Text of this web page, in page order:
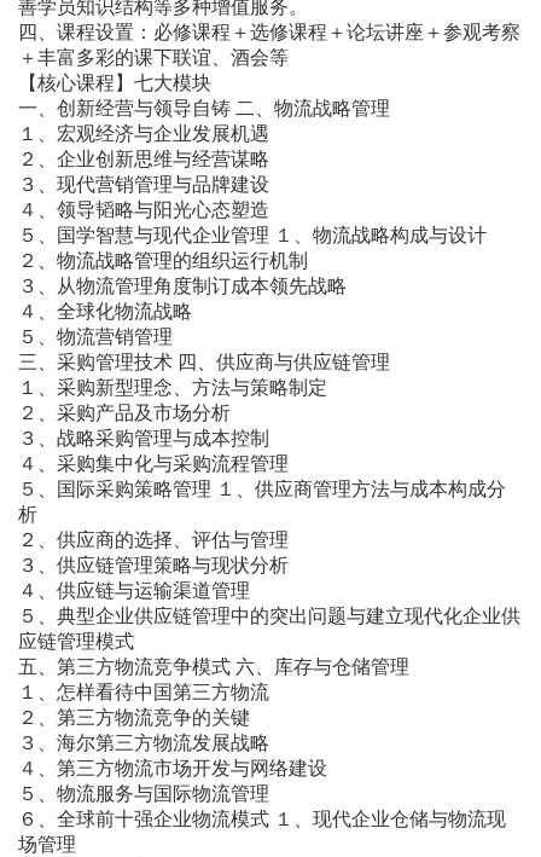
善学员知识结构等多种增值服务。
四、课程设置：必修课程＋选修课程＋论坛讲座＋参观考察
＋丰富多彩的课下联谊、酒会等
【核心课程】七大模块
一、创新经营与领导自铸 二、物流战略管理
１、宏观经济与企业发展机遇
２、企业创新思维与经营谋略
３、现代营销管理与品牌建设
４、领导韬略与阳光心态塑造
５、国学智慧与现代企业管理 １、物流战略构成与设计
２、物流战略管理的组织运行机制
３、从物流管理角度制订成本领先战略
４、全球化物流战略
５、物流营销管理
三、采购管理技术 四、供应商与供应链管理
１、采购新型理念、方法与策略制定
２、采购产品及市场分析
３、战略采购管理与成本控制
４、采购集中化与采购流程管理
５、国际采购策略管理 １、供应商管理方法与成本构成分
析
２、供应商的选择、评估与管理
３、供应链管理策略与现状分析
４、供应链与运输渠道管理
５、典型企业供应链管理中的突出问题与建立现代化企业供
应链管理模式
五、第三方物流竞争模式 六、库存与仓储管理
１、怎样看待中国第三方物流
２、第三方物流竞争的关键
３、海尔第三方物流发展战略
４、第三方物流市场开发与网络建设
５、物流服务与国际物流管理
６、全球前十强企业物流模式 １、现代企业仓储与物流现
场管理